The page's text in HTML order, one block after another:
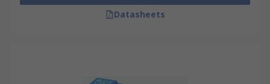
Datasheets